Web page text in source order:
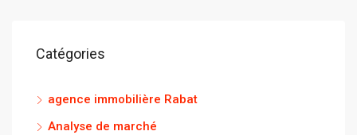
Catégories
agence immobilière Rabat
Analyse de marché